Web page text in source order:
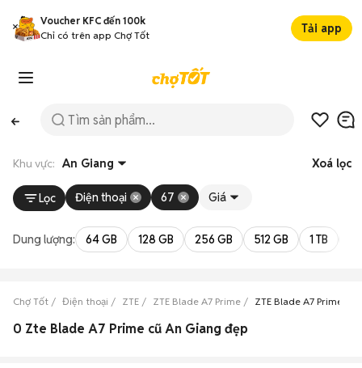
Voucher KFC đến 100k
Chỉ có trên app Chợ Tốt
Tải app
Khu vực: An Giang Xoá lọc
Lọc Điện thoại 67 Giá
Dung lượng: 64 GB 128 GB 256 GB 512 GB 1 TB
Chợ Tốt Điện thoại ZTE ZTE Blade A7 Prime ZTE Blade A7 Prime An
0 Zte Blade A7 Prime cũ An Giang đẹp